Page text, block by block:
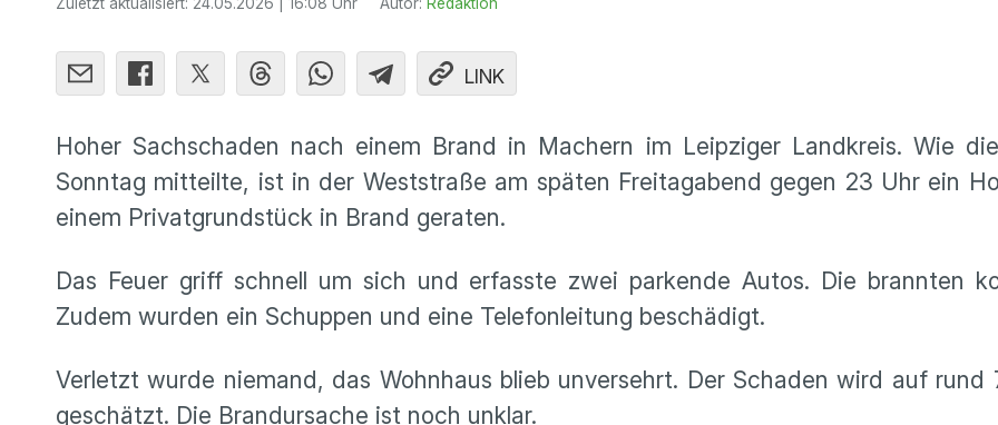
LINK
Hoher Sachschaden nach einem Brand in Machern im Leipziger Landkreis. Wie
Sonntag mitteilte, ist in der Weststraße am späten Freitagabend gegen 23 Uhr ein
einem Privatgrundstück in Brand geraten.
Das Feuer griff schnell um sich und erfasste zwei parkende Autos. Die brannten
Zudem wurden ein Schuppen und eine Telefonleitung beschädigt.
Verletzt wurde niemand, das Wohnhaus blieb unversehrt. Der Schaden wird auf rund
geschätzt. Die Brandursache ist noch unklar.